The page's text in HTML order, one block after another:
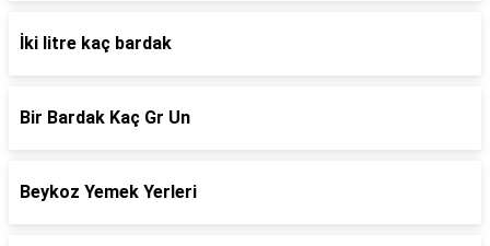
İki litre kaç bardak
Bir Bardak Kaç Gr Un
Beykoz Yemek Yerleri